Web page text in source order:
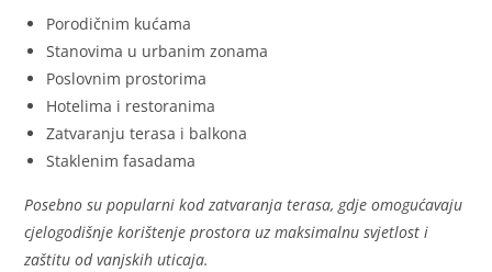
Porodičnim kućama
Stanovima u urbanim zonama
Poslovnim prostorima
Hotelima i restoranima
Zatvaranju terasa i balkona
Staklenim fasadama
Posebno su popularni kod zatvaranja terasa, gdje omogućavaju
cjelogodišnje korištenje prostora uz maksimalnu svjetlost i
zaštitu od vanjskih uticaja.